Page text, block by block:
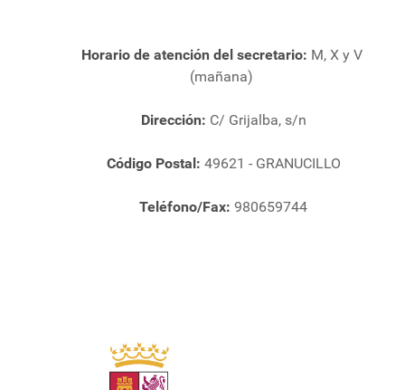
Horario de atención del secretario: M, X y V
(mañana)
Dirección: C/ Grijalba, s/n
Código Postal: 49621 - GRANUCILLO
Teléfono/Fax: 980659744